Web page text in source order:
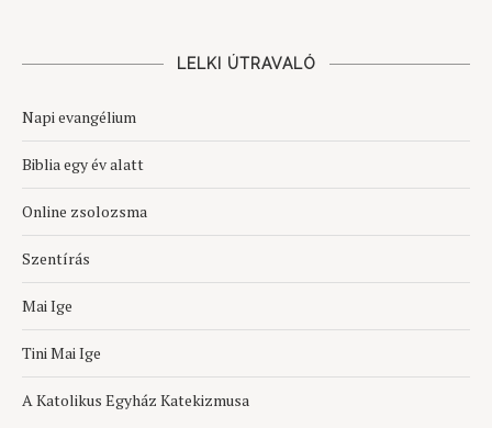
LELKI ÚTRAVALÓ
Napi evangélium
Biblia egy év alatt
Online zsolozsma
Szentírás
Mai Ige
Tini Mai Ige
A Katolikus Egyház Katekizmusa